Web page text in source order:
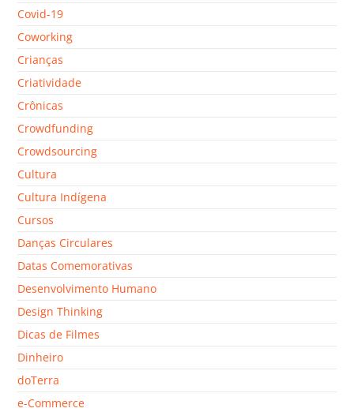
Covid-19
Coworking
Crianças
Criatividade
Crônicas
Crowdfunding
Crowdsourcing
Cultura
Cultura Indígena
Cursos
Danças Circulares
Datas Comemorativas
Desenvolvimento Humano
Design Thinking
Dicas de Filmes
Dinheiro
doTerra
e-Commerce